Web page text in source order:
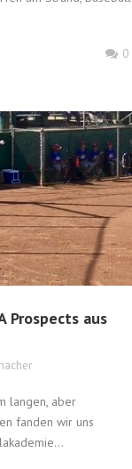
0
Prospects aus
langen, aber
fanden wir uns